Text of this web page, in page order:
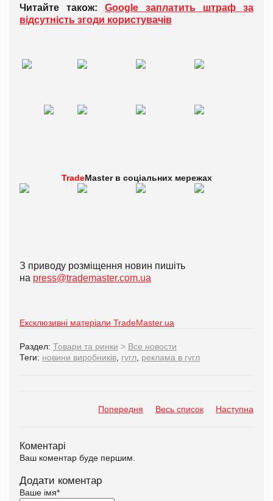
Читайте також: Google заплатить штраф за
відсутність згоди користувачів
TradeMaster в соціальних мережах
З приводу розміщення новин пишіть
на press@trademaster.com.ua
Ексклюзивні матеріали TradeMaster.ua
Раздел: Товари та ринки > Все новости
Теги: новини виробників гугл реклама в гугл
Попередня Весь список Наступна
Коментарі
Ваш коментар буде першим.
Додати коментар
Ваше імя*